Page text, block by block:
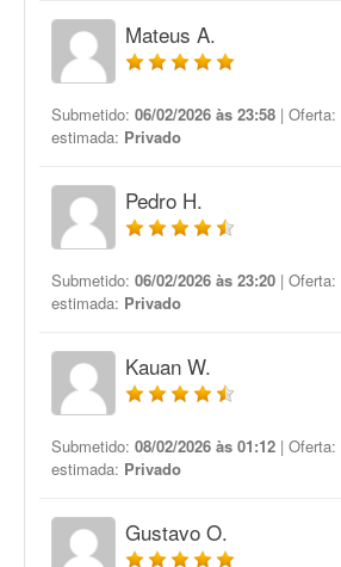
Mateus A.
Submetido: 06/02/2026 às 23:58 | Oferta:
estimada: Privado
Pedro H.
Submetido: 06/02/2026 às 23:20 | Oferta:
estimada: Privado
Kauan W.
Submetido: 08/02/2026 às 01:12 | Oferta:
estimada: Privado
Gustavo O.